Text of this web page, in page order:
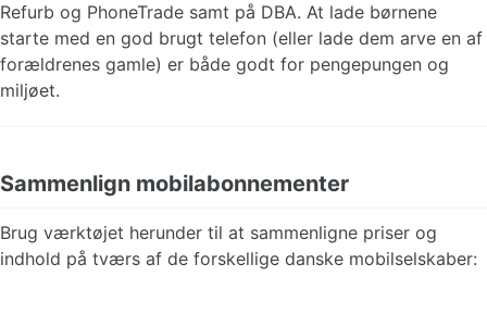
Refurb og PhoneTrade samt på DBA. At lade børnene
starte med en god brugt telefon (eller lade dem arve en af
forældrenes gamle) er både godt for pengepungen og
miljøet.
Sammenlign mobilabonnementer
Brug værktøjet herunder til at sammenligne priser og
indhold på tværs af de forskellige danske mobilselskaber: